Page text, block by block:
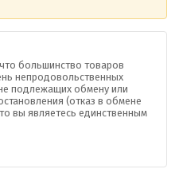
большинство товаров
непродовольственных
подлежащих обмену или
(отказ в обмене
вы являетесь единственным